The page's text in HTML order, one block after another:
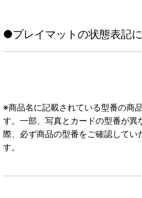
●プレイマットの状態表記
※商品名に記載されている型番の商
す。一部、写真とカードの型番が
際、必ず商品の型番をご確認してい
す。